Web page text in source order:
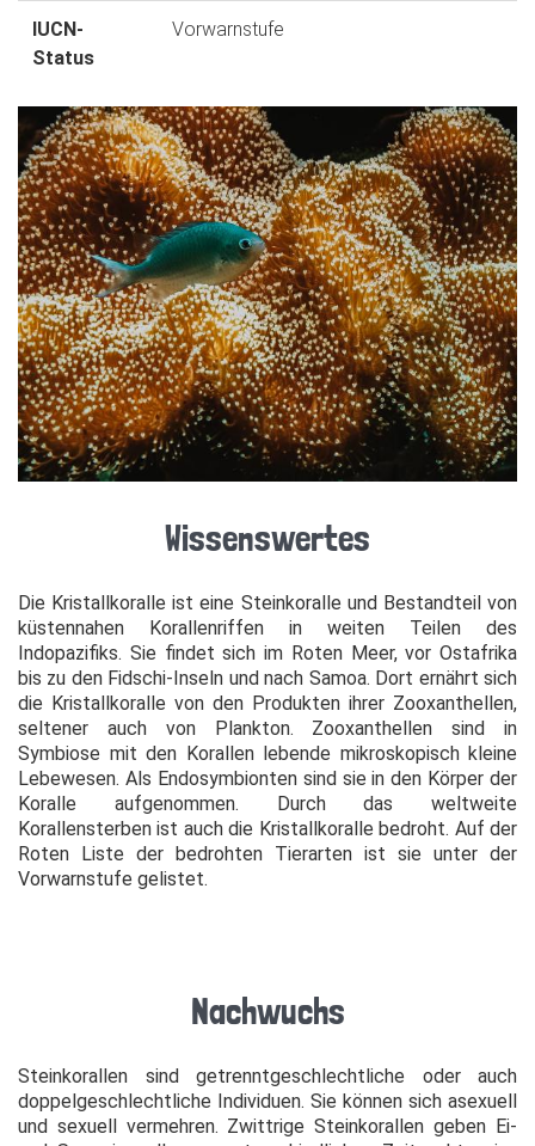
IUCN-
Status
Vorwarnstufe
Wissenswertes
Die Kristallkoralle ist eine Steinkoralle und Bestandteil von
küstennahen Korallenriffen in weiten Teilen des
Indopazifiks. Sie findet sich im Roten Meer, vor Ostafrika
bis zu den Fidschi-Inseln und nach Samoa. Dort ernährt sich
die Kristallkoralle von den Produkten ihrer Zooxanthellen,
seltener auch von Plankton. Zooxanthellen sind in
Symbiose mit den Korallen lebende mikroskopisch kleine
Lebewesen. Als Endosymbionten sind sie in den Körper der
Koralle aufgenommen. Durch das weltweite
Korallensterben ist auch die Kristallkoralle bedroht. Auf der
Roten Liste der bedrohten Tierarten ist sie unter der
Vorwarnstufe gelistet.
Nachwuchs
Steinkorallen sind getrenntgeschlechtliche oder auch
doppelgeschlechtliche Individuen. Sie können sich asexuell
und sexuell vermehren. Zwittrige Steinkorallen geben Ei-